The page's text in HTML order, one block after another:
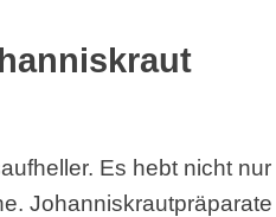
Es hebt nicht nur
Johanniskrautpräparate